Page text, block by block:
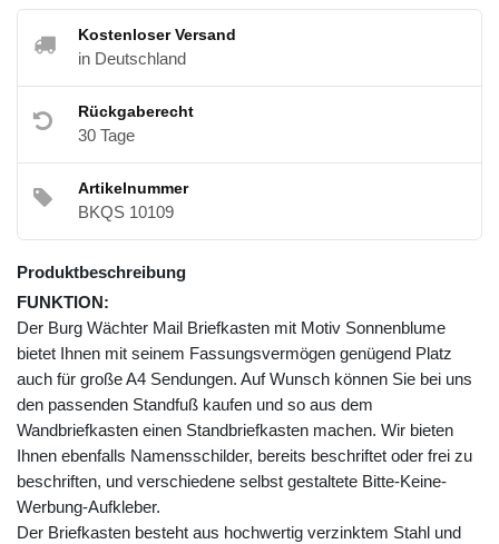
Kostenloser Versand
in Deutschland
Rückgaberecht
30 Tage
Artikelnummer
BKQS 10109
Produktbeschreibung
FUNKTION:
Der Burg Wächter Mail Briefkasten mit Motiv Sonnenblume
bietet Ihnen mit seinem Fassungsvermögen genügend Platz
auch für große A4 Sendungen. Auf Wunsch können Sie bei uns
den passenden Standfuß kaufen und so aus dem
Wandbriefkasten einen Standbriefkasten machen. Wir bieten
Ihnen ebenfalls Namensschilder, bereits beschriftet oder frei zu
beschriften, und verschiedene selbst gestaltete Bitte-Keine-
Werbung-Aufkleber.
Der Briefkasten besteht aus hochwertig verzinktem Stahl und